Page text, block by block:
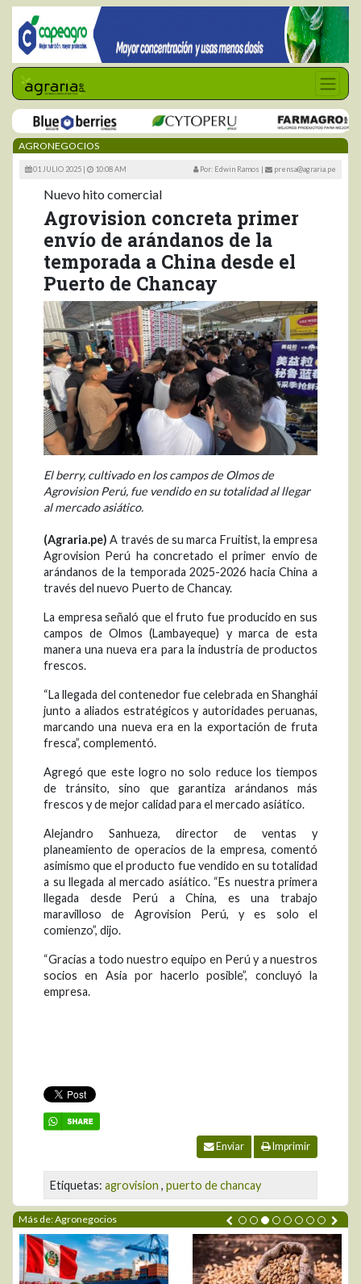
AGRONEGOCIOS
01 JULIO 2025 | 10:08 AM Por: Edwin Ramos | prensa@agraria.pe
Nuevo hito comercial
Agrovision concreta primer
envío de arándanos de la
temporada a China desde el
Puerto de Chancay
El berry, cultivado en los campos de Olmos de
Agrovision Perú, fue vendido en su totalidad al llegar
al mercado asiático.
(Agraria.pe) A través de su marca Fruitist, la empresa
Agrovision Perú ha concretado el primer envío de
arándanos de la temporada 2025-2026 hacia China a
través del nuevo Puerto de Chancay.
La empresa señaló que el fruto fue producido en sus
campos de Olmos (Lambayeque) y marca de esta
manera una nueva era para la industria de productos
frescos.
“La llegada del contenedor fue celebrada en Shanghái
junto a aliados estratégicos y autoridades peruanas,
marcando una nueva era en la exportación de fruta
fresca”, complementó.
Agregó que este logro no solo reduce los tiempos
de tránsito, sino que garantiza arándanos más
frescos y de mejor calidad para el mercado asiático.
Alejandro Sanhueza, director de ventas y
planeamiento de operacios de la empresa, comentó
asimismo que el producto fue vendido en su totalidad
a su llegada al mercado asiático. “Es nuestra primera
llegada desde Perú a China, es una trabajo
maravilloso de Agrovision Perú, y es solo el
comienzo”, dijo.
“Gracias a todo nuestro equipo en Perú y a nuestros
socios en Asia por hacerlo posible”, concluyó la
empresa.
Enviar Imprimir
Etiquetas: agrovision , puerto de chancay
Más de: Agronegocios